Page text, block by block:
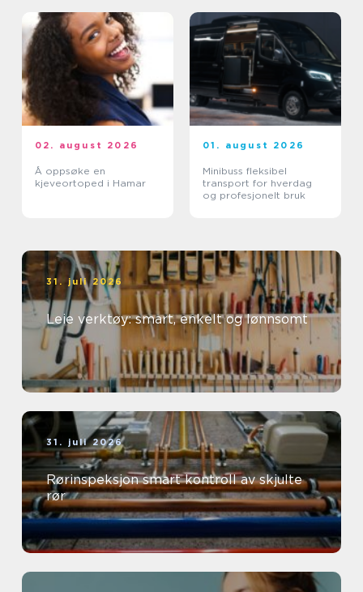
02. august 2026
Å oppsøke en
kjeveortoped i Hamar
01. august 2026
Minibuss fleksibel
transport for hverdag
og profesjonelt bruk
31. juli 2026
Leie verktøy: smart, enkelt og lønnsomt
31. juli 2026
Rørinspeksjon smart kontroll av skjulte
rør